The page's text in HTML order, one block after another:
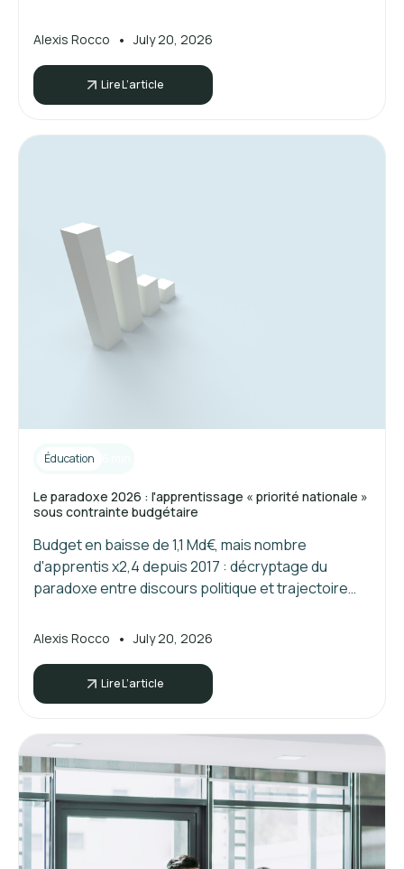
Alexis Rocco • July 20, 2026
Lire L’article
Éducation
Le paradoxe 2026 : l'apprentissage « priorité nationale »
sous contrainte budgétaire
Budget en baisse de 1,1 Md€, mais nombre
d'apprentis x2,4 depuis 2017 : décryptage du
paradoxe entre discours politique et trajectoire
Alexis Rocco • July 20, 2026
Lire L’article